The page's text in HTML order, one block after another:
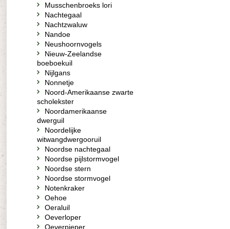
Musschenbroeks lori
Nachtegaal
Nachtzwaluw
Nandoe
Neushoornvogels
Nieuw-Zeelandse
boeboekuil
Nijlgans
Nonnetje
Noord-Amerikaanse zwarte
scholekster
Noordamerikaanse
dwerguil
Noordelijke
witwangdwergooruil
Noordse nachtegaal
Noordse pijlstormvogel
Noordse stern
Noordse stormvogel
Notenkraker
Oehoe
Oeraluil
Oeverloper
Oeverpieper